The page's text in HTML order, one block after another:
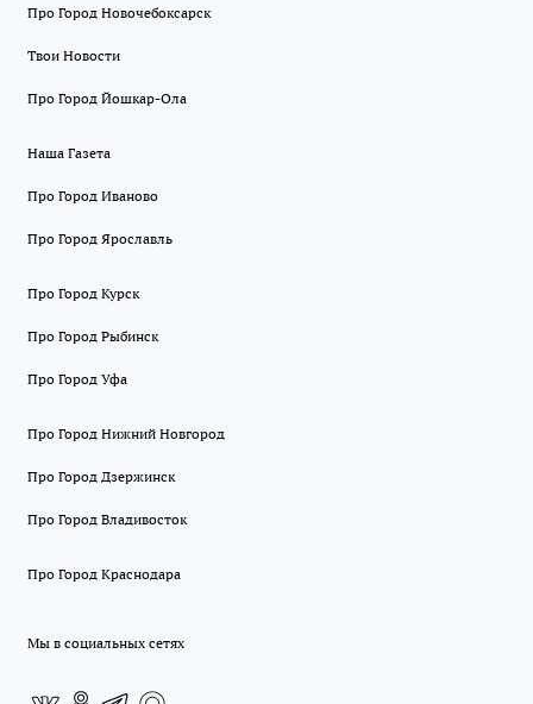
Про Город Новочебоксарск
Твои Новости
Про Город Йошкар-Ола
Наша Газета
Про Город Иваново
Про Город Ярославль
Про Город Курск
Про Город Рыбинск
Про Город Уфа
Про Город Нижний Новгород
Про Город Дзержинск
Про Город Владивосток
Про Город Краснодара
Мы в социальных сетях